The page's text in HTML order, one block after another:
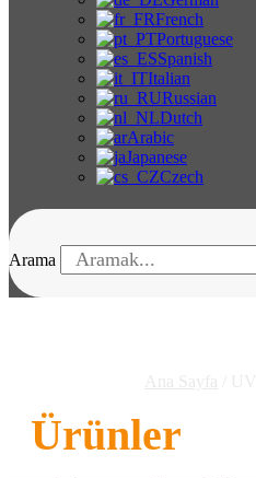
French
Portuguese
Spanish
Italian
Russian
Dutch
Arabic
Japanese
Czech
Arama
Ürünler